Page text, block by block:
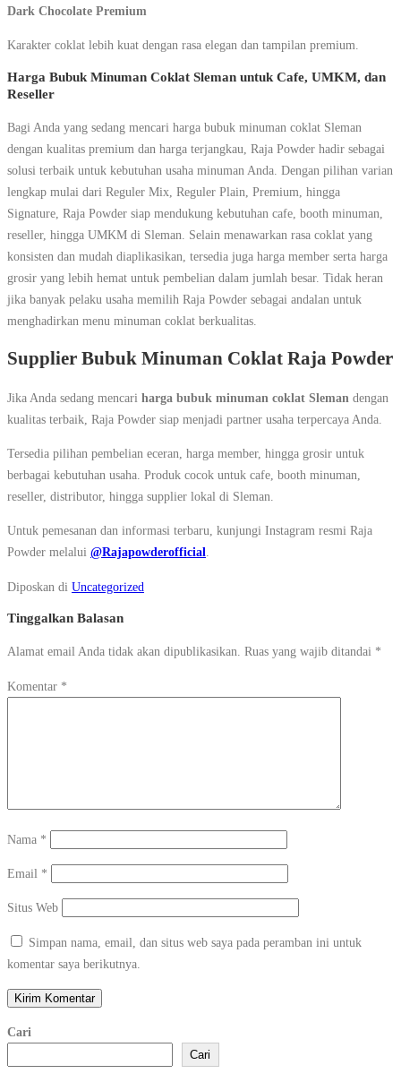
Dark Chocolate Premium
Karakter coklat lebih kuat dengan rasa elegan dan tampilan premium.
Harga Bubuk Minuman Coklat Sleman untuk Cafe, UMKM, dan
Reseller
Bagi Anda yang sedang mencari harga bubuk minuman coklat Sleman
dengan kualitas premium dan harga terjangkau, Raja Powder hadir sebagai
solusi terbaik untuk kebutuhan usaha minuman Anda. Dengan pilihan varian
lengkap mulai dari Reguler Mix, Reguler Plain, Premium, hingga
Signature, Raja Powder siap mendukung kebutuhan cafe, booth minuman,
reseller, hingga UMKM di Sleman. Selain menawarkan rasa coklat yang
konsisten dan mudah diaplikasikan, tersedia juga harga member serta harga
grosir yang lebih hemat untuk pembelian dalam jumlah besar. Tidak heran
jika banyak pelaku usaha memilih Raja Powder sebagai andalan untuk
menghadirkan menu minuman coklat berkualitas.
Supplier Bubuk Minuman Coklat Raja Powder
Jika Anda sedang mencari harga bubuk minuman coklat Sleman dengan
kualitas terbaik, Raja Powder siap menjadi partner usaha terpercaya Anda.
Tersedia pilihan pembelian eceran, harga member, hingga grosir untuk
berbagai kebutuhan usaha. Produk cocok untuk cafe, booth minuman,
reseller, distributor, hingga supplier lokal di Sleman.
Untuk pemesanan dan informasi terbaru, kunjungi Instagram resmi Raja
Powder melalui @Rajapowderofficial.
Diposkan di Uncategorized
Tinggalkan Balasan
Alamat email Anda tidak akan dipublikasikan. Ruas yang wajib ditandai *
Komentar *
Nama *
Email *
Situs Web
Simpan nama, email, dan situs web saya pada peramban ini untuk
komentar saya berikutnya.
Cari
Cari